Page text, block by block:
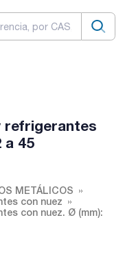
refrigerantes
a 45
METÁLICOS
con nuez
con nuez. Ø (mm):